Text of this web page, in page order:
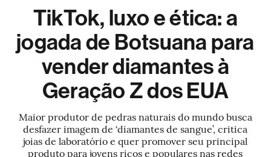
TikTok, luxo e ética: a
jogada de Botsuana para
vender diamantes à
Geração Z dos EUA
Maior produtor de pedras naturais do mundo busca
desfazer imagem de ‘diamantes de sangue’, critica
joias de laboratório e quer promover seu principal
produto para jovens ricos e populares nas redes